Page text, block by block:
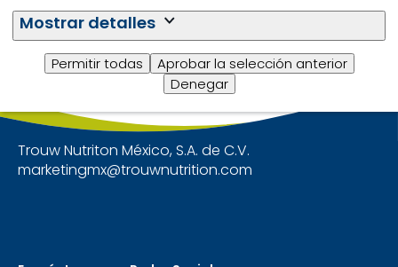
Mostrar detalles
Permitir todas
Aprobar la selección anterior
Denegar
Trouw Nutriton México, S.A. de C.V.
marketingmx@trouwnutrition.com